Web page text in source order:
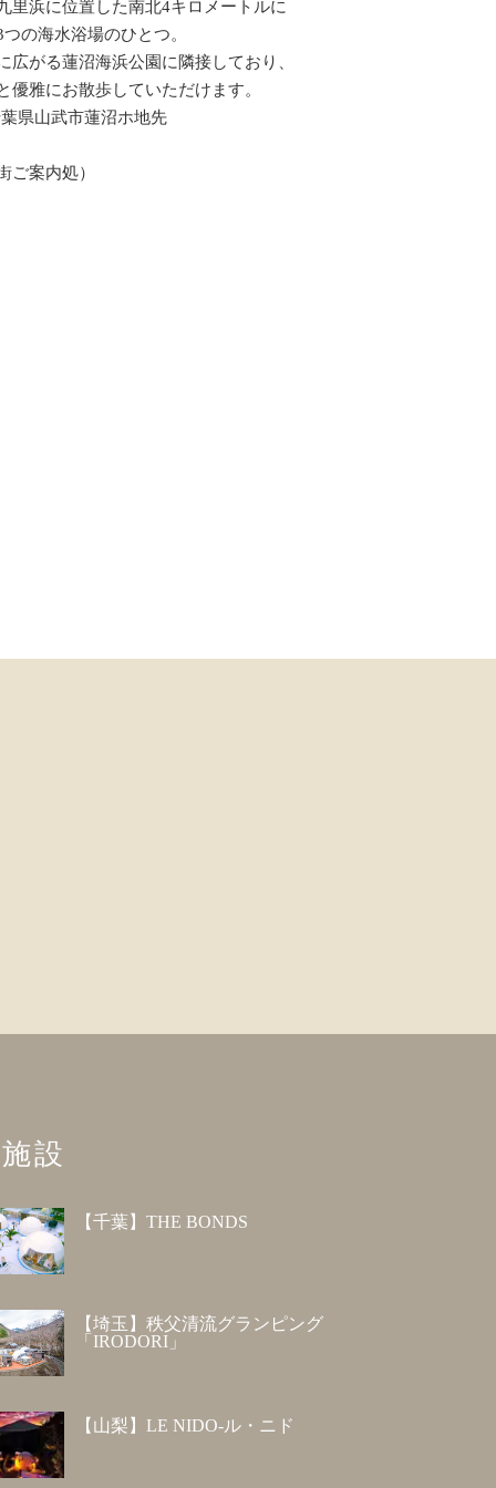
里浜に位置した南北4キロメートルに
の海水浴場のひとつ。
広がる蓮沼海浜公園に隣接しており、
優雅にお散歩していただけます。
県山武市蓮沼ホ地先
ご案内処）
設
【千葉】THE BONDS
【埼玉】秩父清流グランピング
「IRODORI」
【山梨】LE NIDO-ル・ニド